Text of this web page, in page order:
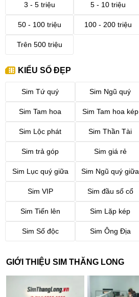
3 - 5 triệu 5 - 10 triệu
50 - 100 triệu 100 - 200 triệu
Trên 500 triệu
KIỂU SỐ ĐẸP
Sim Tứ quý Sim Ngũ quý
Sim Tam hoa Sim Tam hoa kép
Sim Lộc phát Sim Thần Tài
Sim trả góp Sim giá rẻ
Sim Lục quý giữa Sim Ngũ quý giữa
Sim VIP Sim đầu số cổ
Sim Tiến lên Sim Lặp kép
Sim Số độc Sim Ông Địa
GIỚI THIỆU SIM THĂNG LONG